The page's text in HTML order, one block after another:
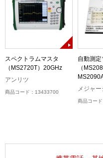
スペクトラムマスタ
（MS2720T）20GHz
アンリツ
商品コード：13433700
自動測
（
MS2090A
メジャ
商品コー